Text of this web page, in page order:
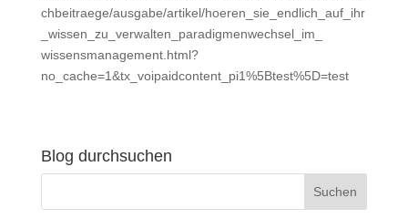
chbeitraege/ausgabe/artikel/hoeren_sie_endlich_auf_ihr
_wissen_zu_verwalten_paradigmenwechsel_im_
wissensmanagement.html?
no_cache=1&tx_voipaidcontent_pi1%5Btest%5D=test
Blog durchsuchen